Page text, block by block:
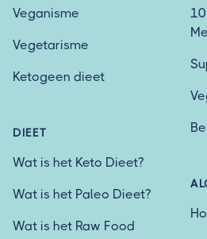
Veganisme
Vegetarisme
Ketogeen dieet
DIEET
Wat is het Keto Dieet?
Wat is het Paleo Dieet?
Wat is het Raw Food